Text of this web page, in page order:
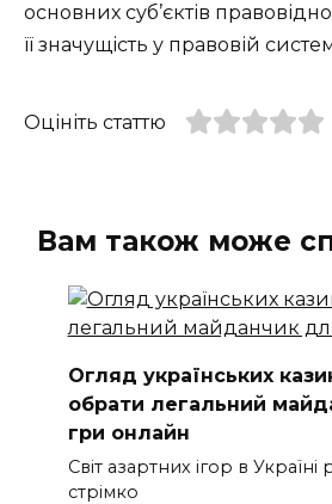
основних суб’єктів
її значущість у правовій
Оцініть статтю
Вам також може
Огляд українських
обрати легальний
гри онлайн
Світ азартних ігор в Україні
стрімко